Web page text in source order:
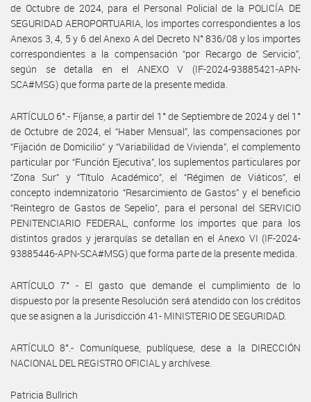
de Octubre de 2024, para el Personal Policial de la POLICÍA DE
SEGURIDAD AEROPORTUARIA, los importes correspondientes a los
Anexos 3, 4, 5 y 6 del Anexo A del Decreto N° 836/08 y los importes
correspondientes a la compensación “por Recargo de Servicio”,
según se detalla en el ANEXO V (IF-2024-93885421-APN-
SCA#MSG) que forma parte de la presente medida.
ARTÍCULO 6°.- Fíjanse, a partir del 1° de Septiembre de 2024 y del 1°
de Octubre de 2024, el “Haber Mensual”, las compensaciones por
“Fijación de Domicilio” y “Variabilidad de Vivienda”, el complemento
particular por “Función Ejecutiva”, los suplementos particulares por
“Zona Sur” y “Título Académico”, el “Régimen de Viáticos”, el
concepto indemnizatorio “Resarcimiento de Gastos” y el beneficio
“Reintegro de Gastos de Sepelio”, para el personal del SERVICIO
PENITENCIARIO FEDERAL, conforme los importes que para los
distintos grados y jerarquías se detallan en el Anexo VI (IF-2024-
93885446-APN-SCA#MSG) que forma parte de la presente medida.
ARTÍCULO 7° - El gasto que demande el cumplimiento de lo
dispuesto por la presente Resolución será atendido con los créditos
que se asignen a la Jurisdicción 41- MINISTERIO DE SEGURIDAD.
ARTÍCULO 8°.- Comuníquese, publíquese, dese a la DIRECCIÓN
NACIONAL DEL REGISTRO OFICIAL y archívese.
Patricia Bullrich